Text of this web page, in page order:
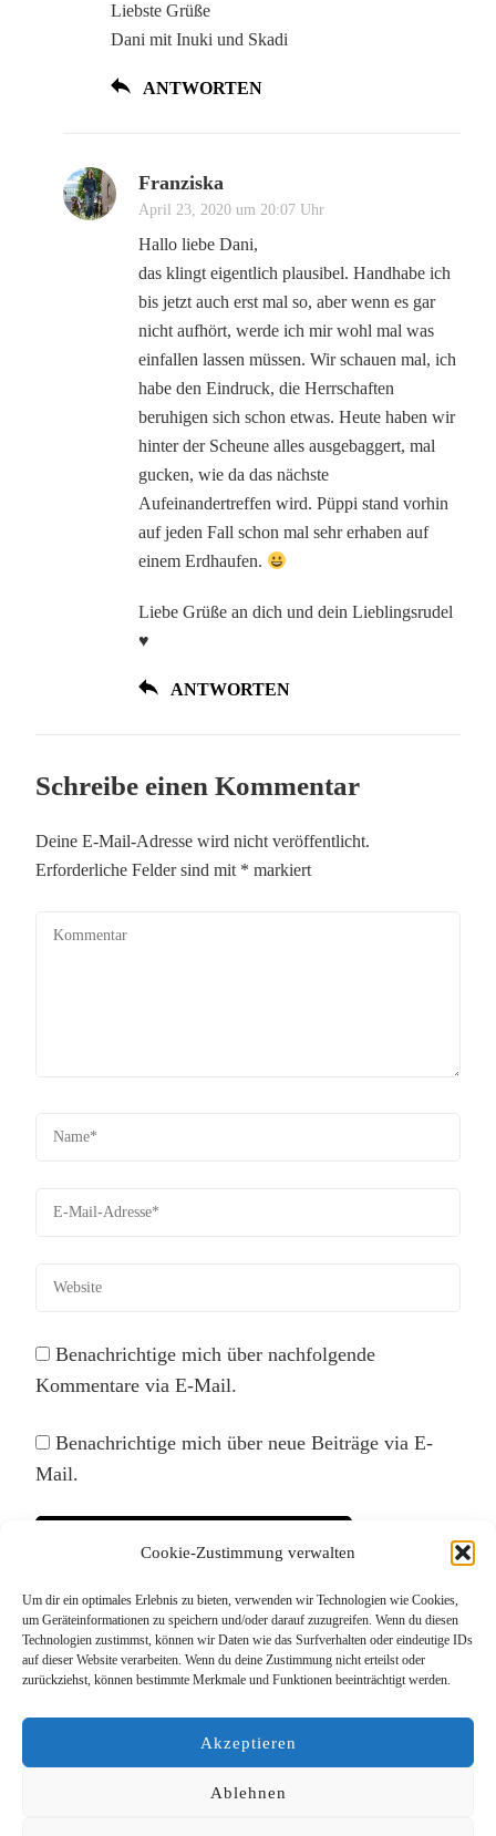
Cookie-Zustimmung verwalten
Um dir ein optimales Erlebnis zu bieten, verwenden wir Technologien wie Cookies,
um Geräteinformationen zu speichern und/oder darauf zuzugreifen. Wenn du diesen
Technologien zustimmst, können wir Daten wie das Surfverhalten oder eindeutige IDs
auf dieser Website verarbeiten. Wenn du deine Zustimmung nicht erteilst oder
zurückziehst, können bestimmte Merkmale und Funktionen beeinträchtigt werden.
Akzeptieren
Ablehnen
Liebste Grüße
Dani mit Inuki und Skadi
ANTWORTEN
Franziska
April 23, 2020 um 20:07 Uhr
Hallo liebe Dani,
das klingt eigentlich plausibel. Handhabe ich
bis jetzt auch erst mal so, aber wenn es gar
nicht aufhört, werde ich mir wohl mal was
einfallen lassen müssen. Wir schauen mal, ich
habe den Eindruck, die Herrschaften
beruhigen sich schon etwas. Heute haben wir
hinter der Scheune alles ausgebaggert, mal
gucken, wie da das nächste
Aufeinandertreffen wird. Püppi stand vorhin
auf jeden Fall schon mal sehr erhaben auf
einem Erdhaufen.
Liebe Grüße an dich und dein Lieblingsrudel
♥
ANTWORTEN
Schreibe einen Kommentar
Deine E-Mail-Adresse wird nicht veröffentlicht.
Erforderliche Felder sind mit * markiert
Benachrichtige mich über nachfolgende
Kommentare via E-Mail.
Benachrichtige mich über neue Beiträge via E-
Mail.
Diese Website verwendet Akismet, um Spam zu
reduzieren.Erfahre, wie deine Kommentardaten
verarbeitet werden.